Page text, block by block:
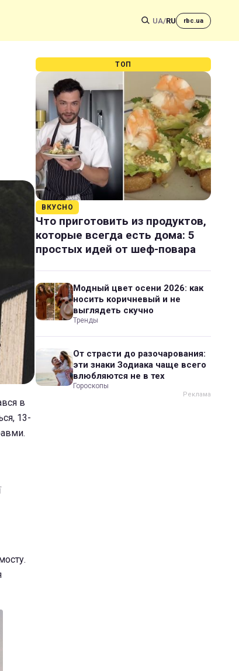
UA/RU rbc.ua
в
13-
ТОП
ВКУСНО
Что приготовить из продуктов,
которые всегда есть дома: 5
простых идей от шеф-повара
Модный цвет осени 2026: как
носить коричневый и не
выглядеть скучно
Тренды
От страсти до разочарования:
эти знаки Зодиака чаще всего
влюбляются не в тех
Гороскопы